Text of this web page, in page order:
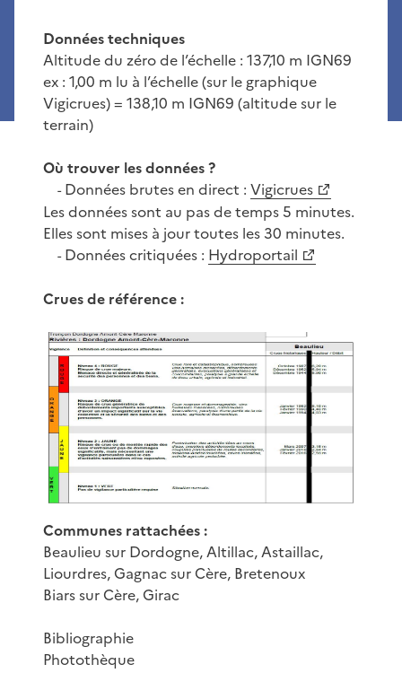
Données techniques
Altitude du zéro de l’échelle : 137,10 m IGN69
ex : 1,00 m lu à l’échelle (sur le graphique
Vigicrues) = 138,10 m IGN69 (altitude sur le
terrain)
Où trouver les données ?
-Données brutes en direct : Vigicrues
Les données sont au pas de temps 5 minutes.
Elles sont mises à jour toutes les 30 minutes.
-Données critiquées : Hydroportail
Crues de référence :
Communes rattachées :
Beaulieu sur Dordogne, Altillac, Astaillac,
Liourdres, Gagnac sur Cère, Bretenoux
Biars sur Cère, Girac
Bibliographie
Photothèque